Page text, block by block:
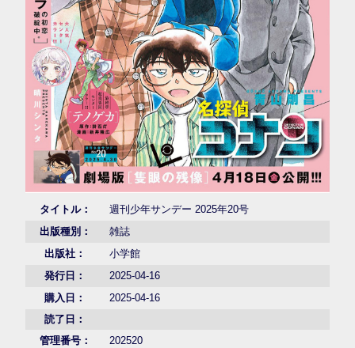
タイトル：
週刊少年サンデー 2025年20号
出版種別：
雑誌
出版社：
小学館
発行日：
2025-04-16
購入日：
2025-04-16
読了日：
管理番号：
202520